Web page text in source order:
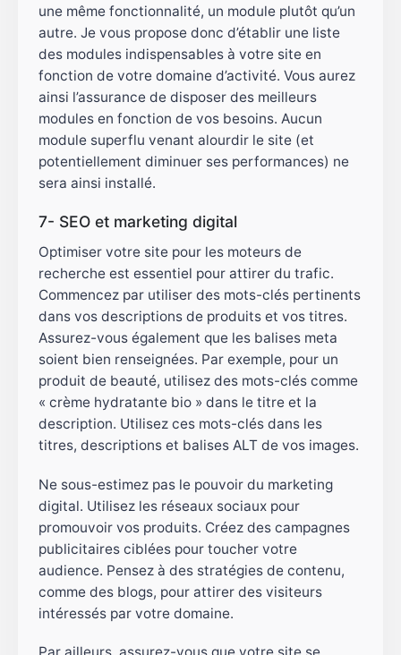
une même fonctionnalité, un module plutôt qu’un
autre. Je vous propose donc d’établir une liste
des modules indispensables à votre site en
fonction de votre domaine d’activité. Vous aurez
ainsi l’assurance de disposer des meilleurs
modules en fonction de vos besoins. Aucun
module superflu venant alourdir le site (et
potentiellement diminuer ses performances) ne
sera ainsi installé.
7- SEO et marketing digital
Optimiser votre site pour les moteurs de
recherche est essentiel pour attirer du trafic.
Commencez par utiliser des mots-clés pertinents
dans vos descriptions de produits et vos titres.
Assurez-vous également que les balises meta
soient bien renseignées. Par exemple, pour un
produit de beauté, utilisez des mots-clés comme
« crème hydratante bio » dans le titre et la
description. Utilisez ces mots-clés dans les
titres, descriptions et balises ALT de vos images.
Ne sous-estimez pas le pouvoir du marketing
digital. Utilisez les réseaux sociaux pour
promouvoir vos produits. Créez des campagnes
publicitaires ciblées pour toucher votre
audience. Pensez à des stratégies de contenu,
comme des blogs, pour attirer des visiteurs
intéressés par votre domaine.